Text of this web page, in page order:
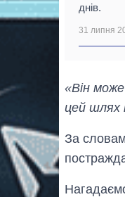
днів.
31 липня
«Він
цей шлях
За